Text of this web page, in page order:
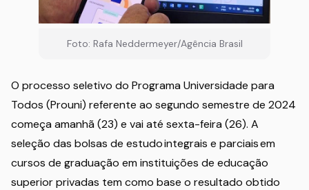
Foto: Rafa Neddermeyer/Agência Brasil
O processo seletivo do Programa Universidade para
Todos (Prouni) referente ao segundo semestre de 2024
começa amanhã (23) e vai até sexta-feira (26). A
seleção das bolsas de estudo integrais e parciais em
cursos de graduação em instituições de educação
superior privadas tem como base o resultado obtido